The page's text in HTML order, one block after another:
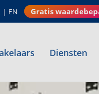
| EN Gratis
Diensten